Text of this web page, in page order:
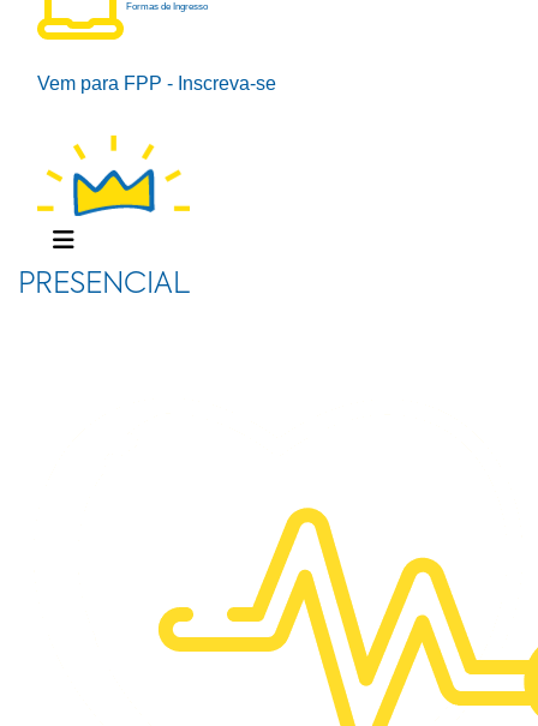
Formas de Ingresso
Vem para FPP - Inscreva-se
PRESENCIAL